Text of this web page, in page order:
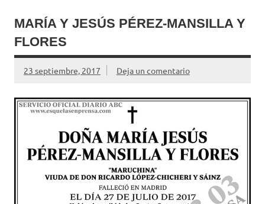
MARÍA Y JESÚS PÉREZ-MANSILLA Y
FLORES
23 septiembre, 2017 Deja un comentario